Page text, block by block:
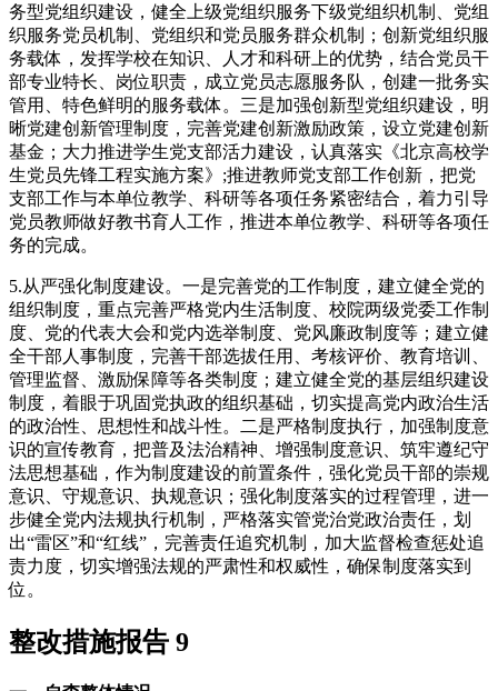
务型党组织建设，健全上级党组织服务下级党组织机制、党组
织服务党员机制、党组织和党员服务群众机制；创新党组织服
务载体，发挥学校在知识、人才和科研上的优势，结合党员干
部专业特长、岗位职责，成立党员志愿服务队，创建一批务实
管用、特色鲜明的服务载体。三是加强创新型党组织建设，明
晰党建创新管理制度，完善党建创新激励政策，设立党建创新
基金；大力推进学生党支部活力建设，认真落实《北京高校学
生党员先锋工程实施方案》;推进教师党支部工作创新，把党
支部工作与本单位教学、科研等各项任务紧密结合，着力引导
党员教师做好教书育人工作，推进本单位教学、科研等各项任
务的完成。
5.从严强化制度建设。一是完善党的工作制度，建立健全党的
组织制度，重点完善严格党内生活制度、校院两级党委工作制
度、党的代表大会和党内选举制度、党风廉政制度等；建立健
全干部人事制度，完善干部选拔任用、考核评价、教育培训、
管理监督、激励保障等各类制度；建立健全党的基层组织建设
制度，着眼于巩固党执政的组织基础，切实提高党内政治生活
的政治性、思想性和战斗性。二是严格制度执行，加强制度意
识的宣传教育，把普及法治精神、增强制度意识、筑牢遵纪守
法思想基础，作为制度建设的前置条件，强化党员干部的崇规
意识、守规意识、执规意识；强化制度落实的过程管理，进一
步健全党内法规执行机制，严格落实管党治党政治责任，划
出“雷区”和“红线”，完善责任追究机制，加大监督检查惩处追
责力度，切实增强法规的严肃性和权威性，确保制度落实到
位。
整改措施报告 9